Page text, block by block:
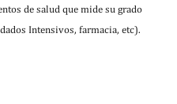
de salud que mide su grado
Intensivos, farmacia, etc).